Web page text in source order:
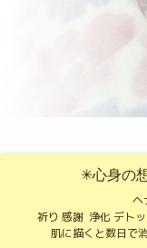
✳︎心身の
ヘ
祈り 感謝 浄化 デト
肌に描くと数日で